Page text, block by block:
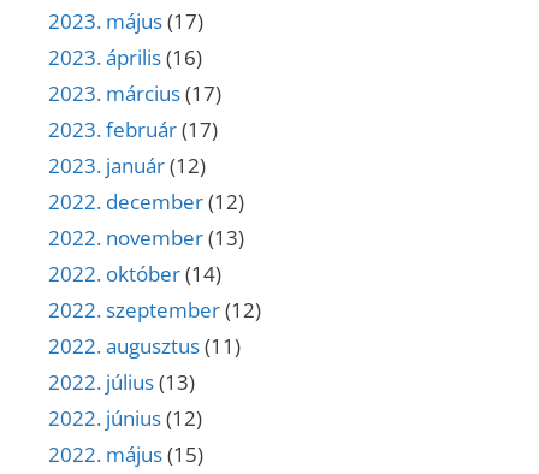
2023. május(17)
2023. április(16)
2023. március(17)
2023. február(17)
2023. január(12)
2022. december(12)
2022. november(13)
2022. október(14)
2022. szeptember(12)
2022. augusztus(11)
2022. július(13)
2022. június(12)
2022. május(15)